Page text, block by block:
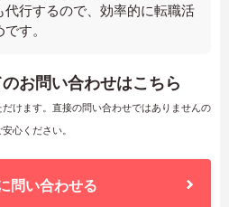
行するので、効率的に転職活
す。
お問い合わせはこちら
けます。直接の問い合わせではありませんの
心ください。
問い合わせる